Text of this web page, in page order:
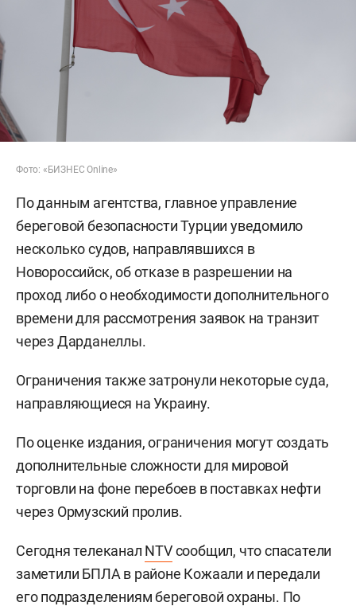
Фото: «БИЗНЕС Online»
По данным агентства, главное управление
береговой безопасности Турции уведомило
несколько судов, направлявшихся в
Новороссийск, об отказе в разрешении на
проход либо о необходимости дополнительного
времени для рассмотрения заявок на транзит
через Дарданеллы.
Ограничения также затронули некоторые суда,
направляющиеся на Украину.
По оценке издания, ограничения могут создать
дополнительные сложности для мировой
торговли на фоне перебоев в поставках нефти
через Ормузский пролив.
Сегодня телеканал NTVсообщил, что спасатели
заметили БПЛА в районе Кожаали и передали
его подразделениям береговой охраны. По